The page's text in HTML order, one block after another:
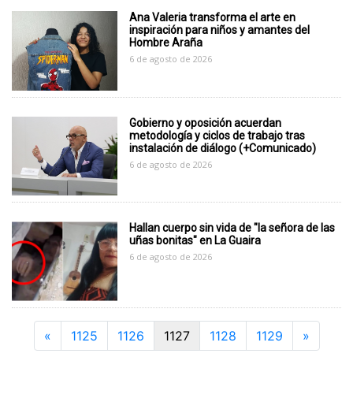
Ana Valeria transforma el arte en
inspiración para niños y amantes del
Hombre Araña
6 de agosto de 2026
Gobierno y oposición acuerdan
metodología y ciclos de trabajo tras
instalación de diálogo (+Comunicado)
6 de agosto de 2026
Hallan cuerpo sin vida de "la señora de las
uñas bonitas" en La Guaira
6 de agosto de 2026
«Previous
1125 1126 1127 1128 1129 »Next